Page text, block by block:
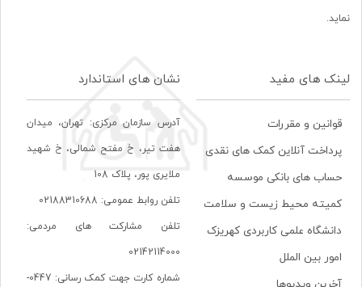
نماید.
لینک های مفید
قوانین و مقررات
پرداخت آنلاین کمک های نقدی
حساب های بانکی موسسه
کمیته محیط زیست و سلامت
دانشگاه علمی کاربردی کهریزک
امور بین الملل
نشان های استاندارد
آدرس سازمان مرکزی: تهران، ميدان
هفت تير، خ مفتح شمالی، خ شهيد
ملايری پور، پلاک 108
تلفن روابط عمومی: 02188310688
تلفن مشارکت های مردمی:
02142114000
شماره کارت جهت کمک رسانی: 0447-